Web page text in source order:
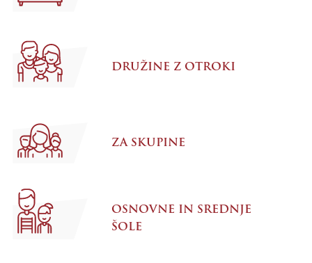
DRUŽINE Z OTROKI
ZA SKUPINE
OSNOVNE IN SREDNJE
ŠOLE